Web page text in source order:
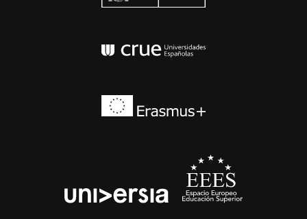
Conferencia de
universia